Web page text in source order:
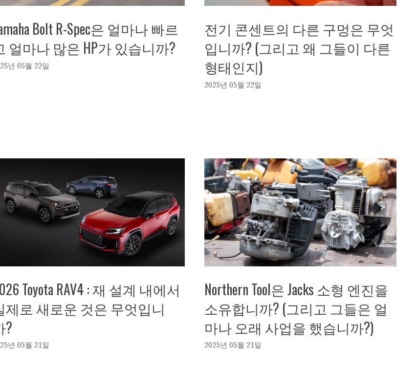
Bolt R-Spec은 얼마나 빠르
얼마나 많은 HP가 있습니까?
년 05월 22일
전기 콘센트의 다른 구멍은 무엇
입니까? (그리고 왜 그들이 다른
형태인지)
2025년 05월 22일
Toyota RAV4 : 재 설계 내에서
제로 새로운 것은 무엇입니
?
년 05월 21일
Northern Tool은 Jacks 소형 엔진을
소유합니까? (그리고 그들은 얼
마나 오래 사업을 했습니까?)
2025년 05월 21일